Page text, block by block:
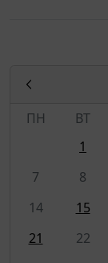
ПН
ВТ
1
7
8
14
15
21
22